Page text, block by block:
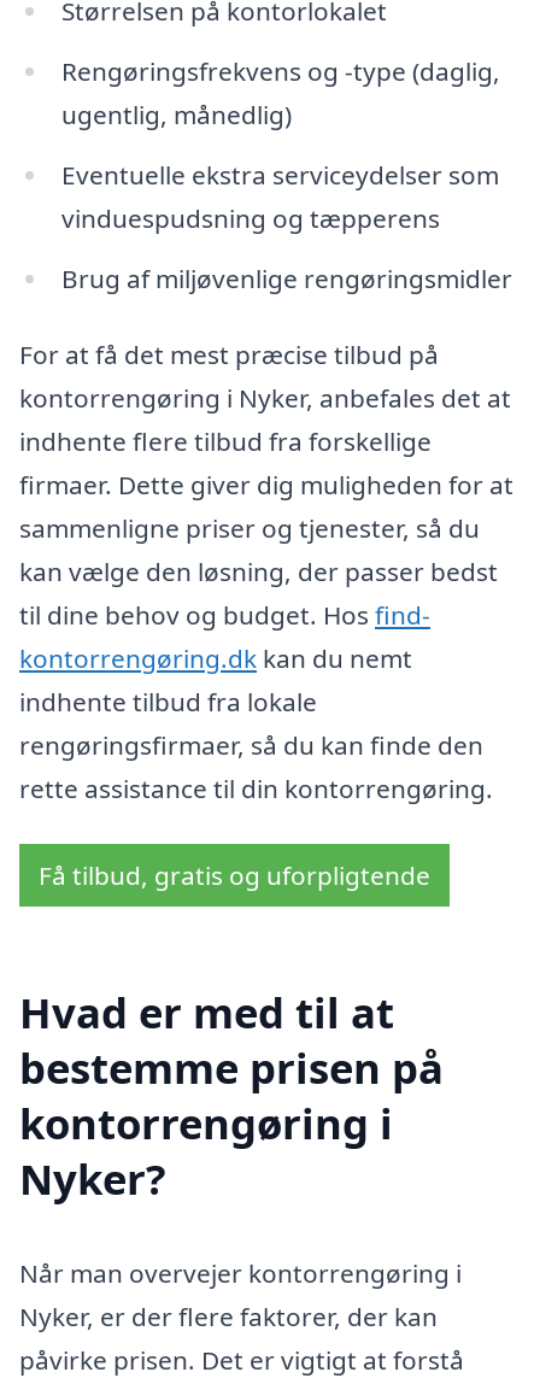
Størrelsen på kontorlokalet
Rengøringsfrekvens og -type (daglig,
ugentlig, månedlig)
Eventuelle ekstra serviceydelser som
vinduespudsning og tæpperens
Brug af miljøvenlige rengøringsmidler
For at få det mest præcise tilbud på
kontorrengøring i Nyker, anbefales det at
indhente flere tilbud fra forskellige
firmaer. Dette giver dig muligheden for at
sammenligne priser og tjenester, så du
kan vælge den løsning, der passer bedst
til dine behov og budget. Hos find-
kontorrengøring.dk kan du nemt
indhente tilbud fra lokale
rengøringsfirmaer, så du kan finde den
rette assistance til din kontorrengøring.
Få tilbud, gratis og uforpligtende
Hvad er med til at
bestemme prisen på
kontorrengøring i
Nyker?
Når man overvejer kontorrengøring i
Nyker, er der flere faktorer, der kan
påvirke prisen. Det er vigtigt at forstå